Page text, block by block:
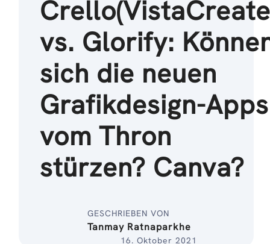
vs. Glorify:
sich die neuen
Grafikdesign-Apps
vom Thron
stürzen? Canva?
GESCHRIEBEN VON
Tanmay Ratnaparkhe
16. Oktober 2021